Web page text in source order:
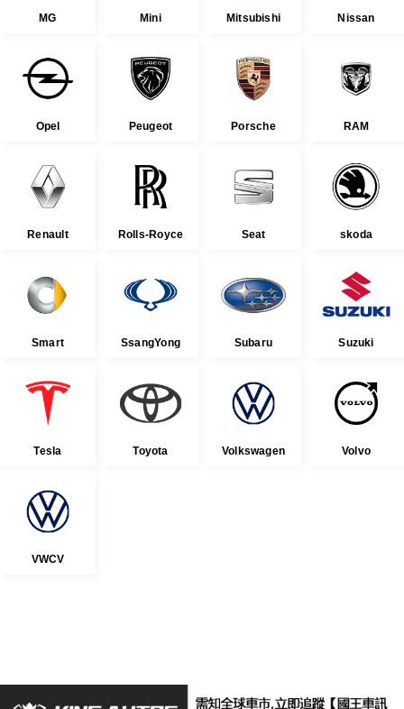
MG Mini Mitsubishi Nissan
Opel Peugeot Porsche RAM
Renault Rolls-Royce Seat skoda
Smart SsangYong Subaru Suzuki
Tesla Toyota Volkswagen Volvo
VWCV